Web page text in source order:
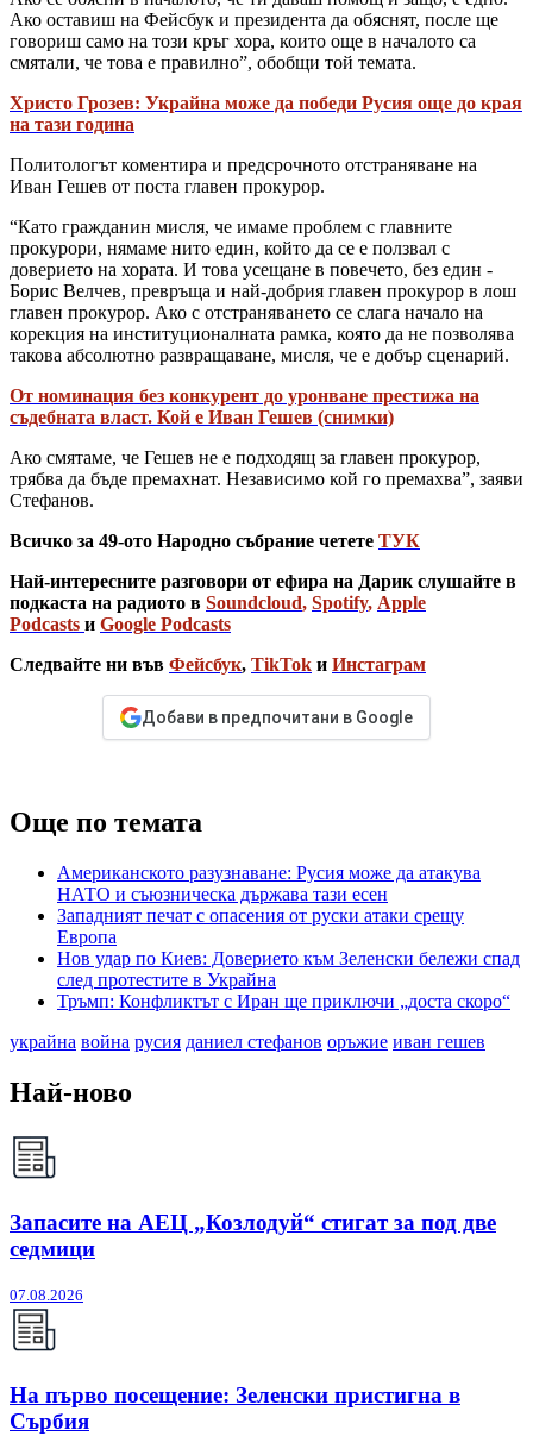
Ако оставиш на Фейсбук и президента да обяснят, после ще
говориш само на този кръг хора, които още в началото са
смятали, че това е правилно”, обобщи той темата.
Христо Грозев: Украйна може да победи Русия още до края
на тази година
Политологът коментира и предсрочното отстраняване на
Иван Гешев от поста главен прокурор.
“Като гражданин мисля, че имаме проблем с главните
прокурори, нямаме нито един, който да се е ползвал с
доверието на хората. И това усещане в повечето, без един -
Борис Велчев, превръща и най-добрия главен прокурор в лош
главен прокурор. Ако с отстраняването се слага начало на
корекция на институционалната рамка, която да не позволява
такова абсолютно развращаване, мисля, че е добър сценарий.
От номинация без конкурент до уронване престижа на
съдебната власт. Кой е Иван Гешев (снимки)
Ако смятаме, че Гешев не е подходящ за главен прокурор,
трябва да бъде премахнат. Независимо кой го премахва”, заяви
Стефанов.
Всичко за 49-ото Народно събрание четете ТУК
Най-интересните разговори от ефира на Дарик слушайте в
подкаста на радиото в Soundcloud, Spotify, Apple
Podcasts и Google Podcasts
Следвайте ни във Фейсбук, TikTok и Инстаграм
Добави в предпочитани в Google
Още по темата
Американското разузнаване: Русия може да атакува
НАТО и съюзническа държава тази есен
Западният печат с опасения от руски атаки срещу
Европа
Нов удар по Киев: Доверието към Зеленски бележи спад
след протестите в Украйна
Тръмп: Конфликтът с Иран ще приключи „доста скоро“
украйна война русия даниел стефанов оръжие иван гешев
Най-ново
Запасите на АЕЦ „Козлодуй“ стигат за под две
седмици
07.08.2026
На първо посещение: Зеленски пристигна в
Сърбия